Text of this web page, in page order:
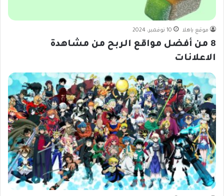
موقع ياهلا 10 نوفمبر، 2024
8 من أفضل مواقع الربح من مشاهدة
الاعلانات